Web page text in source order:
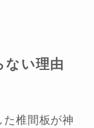
ない理由
椎間板が神